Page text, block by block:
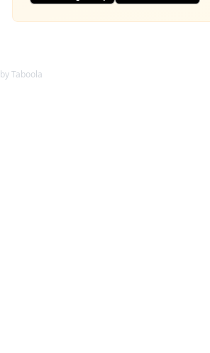
by Taboola